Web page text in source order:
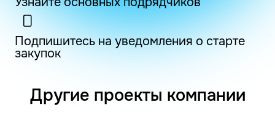
Подпишитесь на уведомления о старте
закупок
Другие проекты компании